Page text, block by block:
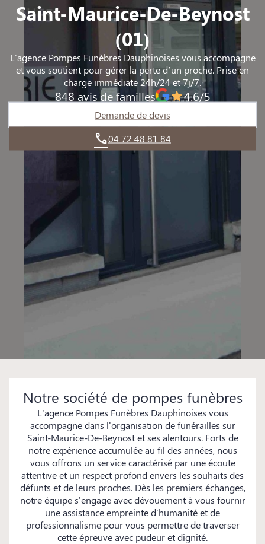
TIGNIEU-JAMEYZIEU
TIGNIEU-JAMEYZIEU
Saint-Maurice-De-Beynost
(01)
L'agence Pompes Funèbres Dauphinoises vous accompagne
et vous soutient pour gérer la perte d’un proche. Prise en
charge immédiate 24h/24 et 7j/7.
848 avis de familles 4.6/5
Demande de devis
04 72 48 81 84
Notre société de pompes funèbres
L'agence Pompes Funèbres Dauphinoises vous
accompagne dans l'organisation de funérailles sur
Saint-Maurice-De-Beynost et ses alentours. Forts de
notre expérience accumulée au fil des années, nous
vous offrons un service caractérisé par une écoute
attentive et un respect profond envers les souhaits des
défunts et de leurs proches. Dès les premiers échanges,
notre équipe s'engage avec dévouement à vous fournir
une assistance empreinte d'humanité et de
professionnalisme pour vous permettre de traverser
cette épreuve avec pudeur et dignité.